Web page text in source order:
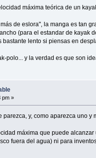
máxima teórica de un
de eslora", la manga es tan
(para el estandar de
lento si piensas en
polo... y la verdad es que son
pm »
y, como aparezca uno
máxima que puede
fuera del agua) ni para